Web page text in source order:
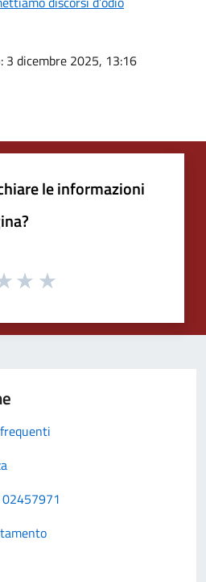
: 3 dicembre 2025, 13:16
le informazioni